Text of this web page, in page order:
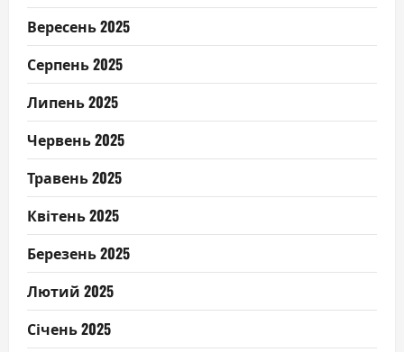
Вересень 2025
Серпень 2025
Липень 2025
Червень 2025
Травень 2025
Квітень 2025
Березень 2025
Лютий 2025
Січень 2025